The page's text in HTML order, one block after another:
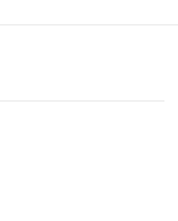
størrelser: 237/355 ml